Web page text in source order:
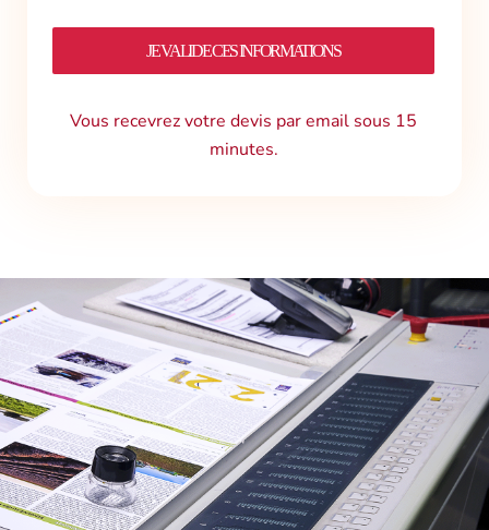
JE VALIDE CES INFORMATIONS
Vous recevrez votre devis par email sous 15
minutes.